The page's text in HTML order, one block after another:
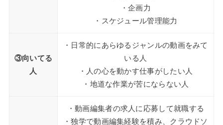
・企画力
・スケジュール管理能力
③向いてる
人
・日常的にあらゆるジャンルの動画をみて
いる人
・人の心を動かす仕事がしたい人
・地道な作業が苦にならない人
・動画編集者の求人に応募して就職する
・独学で動画編集経験を積み、クラウドソ